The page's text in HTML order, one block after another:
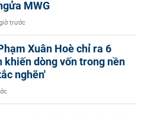
MWG
trước
Xuân Hoè chỉ ra 6
khiến dòng vốn trong nền
nghẽn'